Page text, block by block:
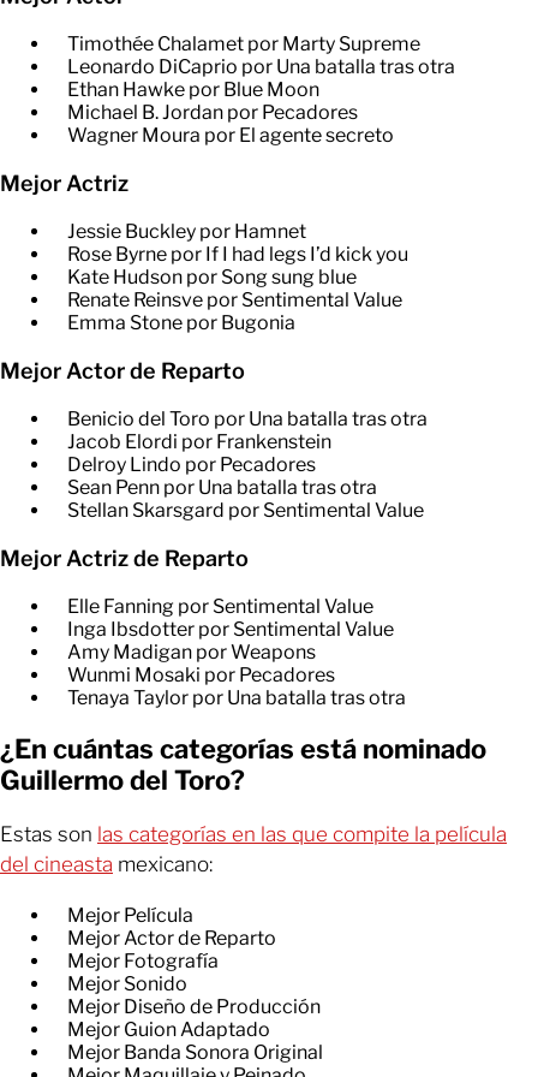
Timothée Chalamet por Marty Supreme
Leonardo DiCaprio por Una batalla tras otra
Ethan Hawke por Blue Moon
Michael B. Jordan por Pecadores
Wagner Moura por El agente secreto
Mejor Actriz
Jessie Buckley por Hamnet
Rose Byrne por If I had legs I’d kick you
Kate Hudson por Song sung blue
Renate Reinsve por Sentimental Value
Emma Stone por Bugonia
Mejor Actor de Reparto
Benicio del Toro por Una batalla tras otra
Jacob Elordi por Frankenstein
Delroy Lindo por Pecadores
Sean Penn por Una batalla tras otra
Stellan Skarsgard por Sentimental Value
Mejor Actriz de Reparto
Elle Fanning por Sentimental Value
Inga Ibsdotter por Sentimental Value
Amy Madigan por Weapons
Wunmi Mosaki por Pecadores
Tenaya Taylor por Una batalla tras otra
¿En cuántas categorías está nominado
Guillermo del Toro?
Estas son las categorías en las que compite la película
del cineasta mexicano:
Mejor Película
Mejor Actor de Reparto
Mejor Fotografía
Mejor Sonido
Mejor Diseño de Producción
Mejor Guion Adaptado
Mejor Banda Sonora Original